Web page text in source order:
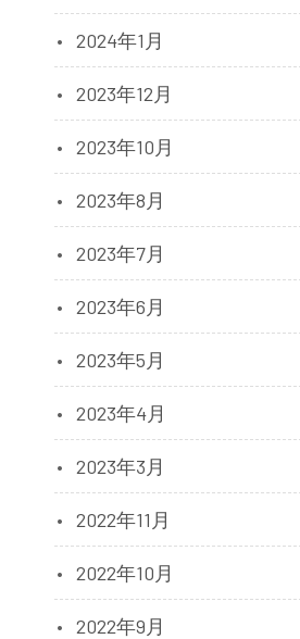
2024年1月
2023年12月
2023年10月
2023年8月
2023年7月
2023年6月
2023年5月
2023年4月
2023年3月
2022年11月
2022年10月
2022年9月